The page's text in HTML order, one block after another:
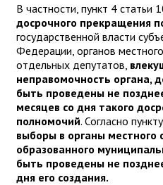
В частности, пункт 4 статьи
досрочного прекращения
государственной власти
Федерации, органов
отдельных депутатов,
неправомочность органа,
быть проведены не
месяцев со дня такого
полномочий. Согласно
выборы в органы местного
образованного
быть проведены не
дня его создания.